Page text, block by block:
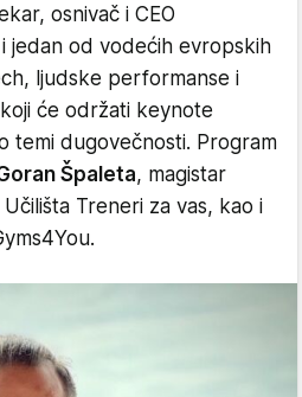
osnivač i CEO
jedan od vodećih evropskih
ljudske performanse i
će održati keynote
temi dugovečnosti. Program
Špaleta, magistar
Treneri za vas, kao i